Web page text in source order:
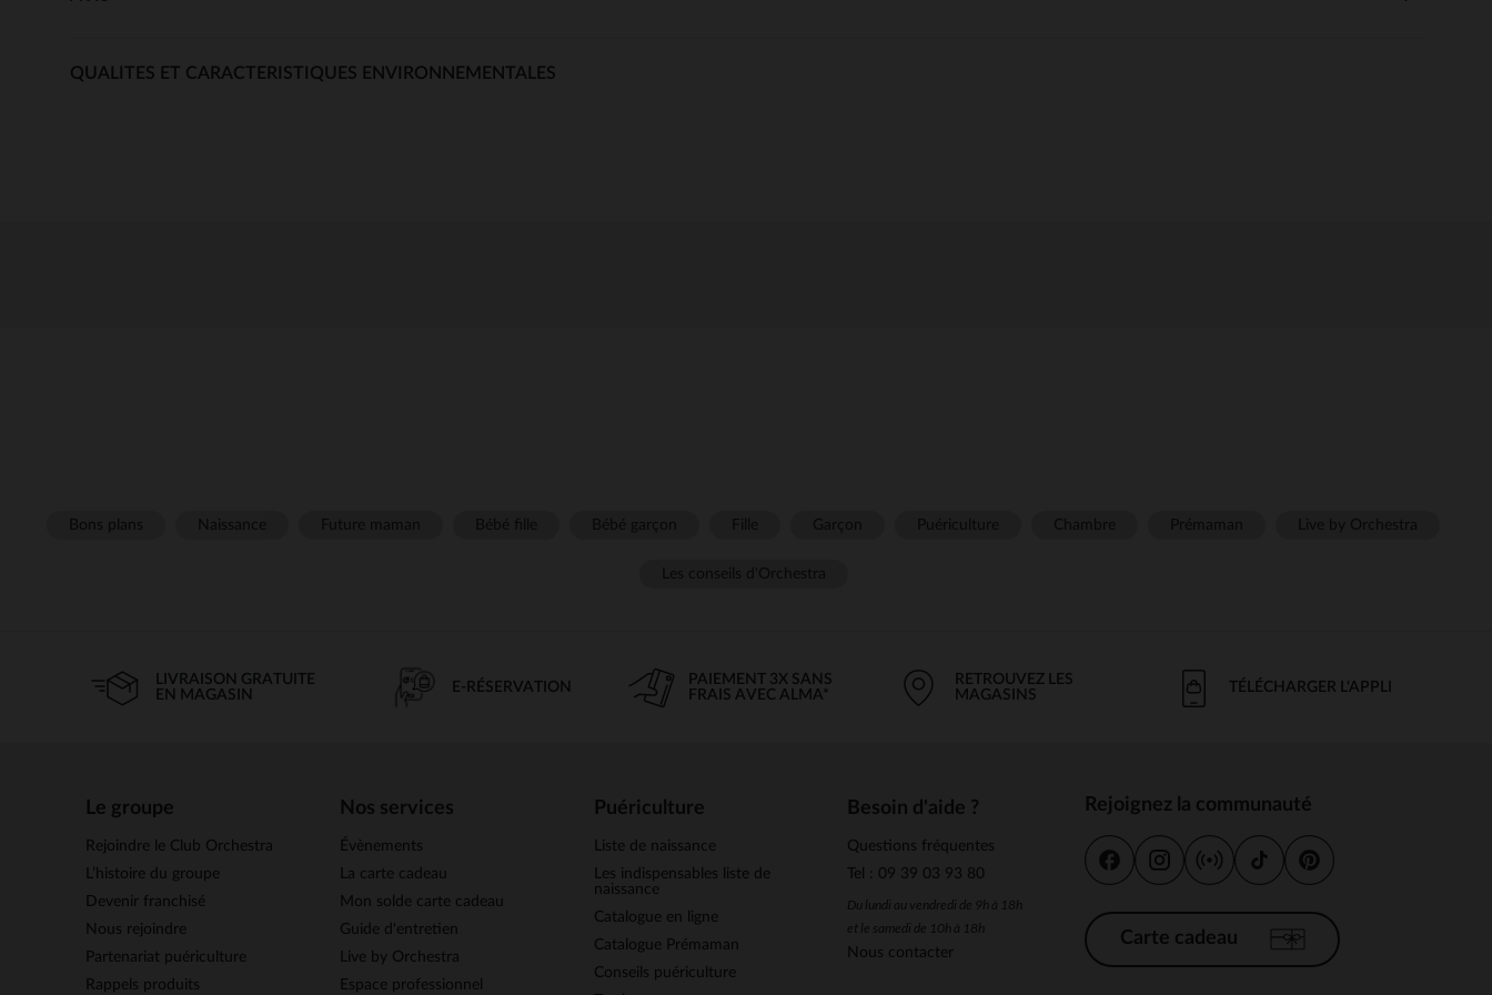
QUALITES ET CARACTERISTIQUES ENVIRONNEMENTALES
LIVRAISON GRATUITE
EN MAGASIN
E-RÉSERVATION
PAIEMENT 3X SANS
FRAIS AVEC ALMA*
RETROUVEZ LES
MAGASINS
TÉLÉCHARGER L'APPLI
Le groupe
Rejoindre le Club Orchestra
L’histoire du groupe
Devenir franchisé
Nous rejoindre
Partenariat puériculture
Rappels produits
Nos services
Évènements
La carte cadeau
Mon solde carte cadeau
Guide d'entretien
Live by Orchestra
Espace professionnel
Puériculture
Liste de naissance
Les indispensables liste de
naissance
Catalogue en ligne
Catalogue Prémaman
Conseils puériculture
Besoin d'aide ?
Questions fréquentes
Tel : 09 39 03 93 80
Du lundi au vendredi de 9h à 18h
et le samedi de 10h à 18h
Nous contacter
Rejoignez la communauté
Carte cadeau